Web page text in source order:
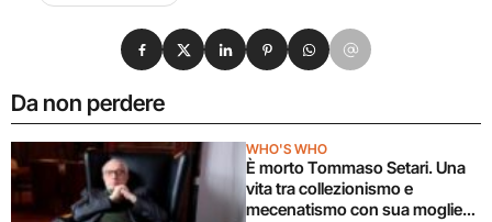
Da non perdere
WHO'S WHO
È morto Tommaso Setari. Una
vita tra collezionismo e
mecenatismo con sua moglie
Condividi su Facebook
Condividi su X
Condividi su LinkedIn
Condividi su Pinterest
Condividi su WhatsApp
Condividi su Email